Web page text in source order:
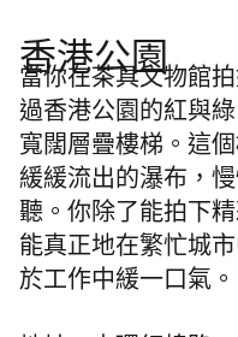
香港公園
當你在茶具文物館
過香港公園的紅與
寬闊層疊樓梯。這
緩緩流出的瀑布，
聽。你除了能拍下
能真正地在繁忙城
於工作中緩一口氣。